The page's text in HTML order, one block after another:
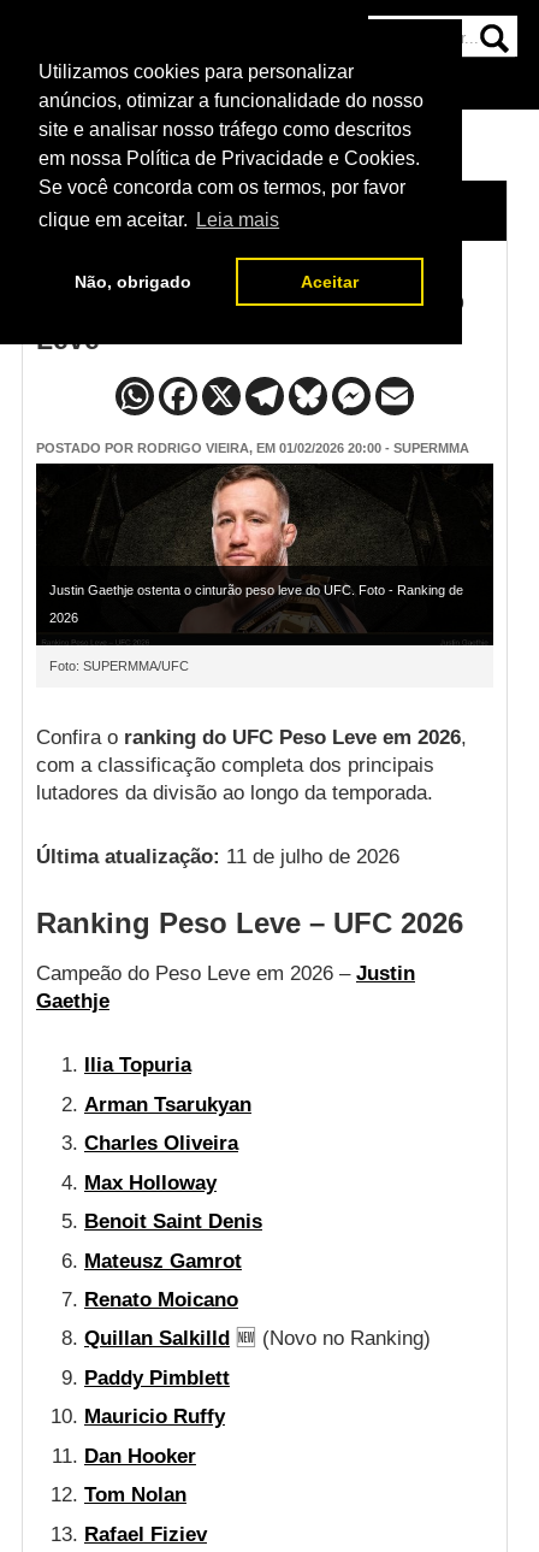
Utilizamos cookies para personalizar
anúncios, otimizar a funcionalidade do nosso
site e analisar nosso tráfego como descritos
em nossa Política de Privacidade e Cookies.
Se você concorda com os termos, por favor
clique em aceitar.
Leia mais
Não, obrigado Aceitar
NOTÍCIAS
HOME NOTÍCIAS
Ranking do UFC em 2026 – Peso
Leve
POSTADO POR RODRIGO VIEIRA, EM 01/02/2026 20:00 - SUPERMMA
Justin Gaethje ostenta o cinturão peso leve do UFC. Foto - Ranking de
2026
Foto: SUPERMMA/UFC
Confira o ranking do UFC Peso Leve em 2026,
com a classificação completa dos principais
lutadores da divisão ao longo da temporada.
Última atualização: 11 de julho de 2026
Ranking Peso Leve – UFC 2026
Campeão do Peso Leve em 2026 – Justin
Gaethje
Ilia Topuria
Arman Tsarukyan
Charles Oliveira
Max Holloway
Benoit Saint Denis
Mateusz Gamrot
Renato Moicano
Quillan Salkilld 🆕 (Novo no Ranking)
Paddy Pimblett
Mauricio Ruffy
Dan Hooker
Tom Nolan
Rafael Fiziev